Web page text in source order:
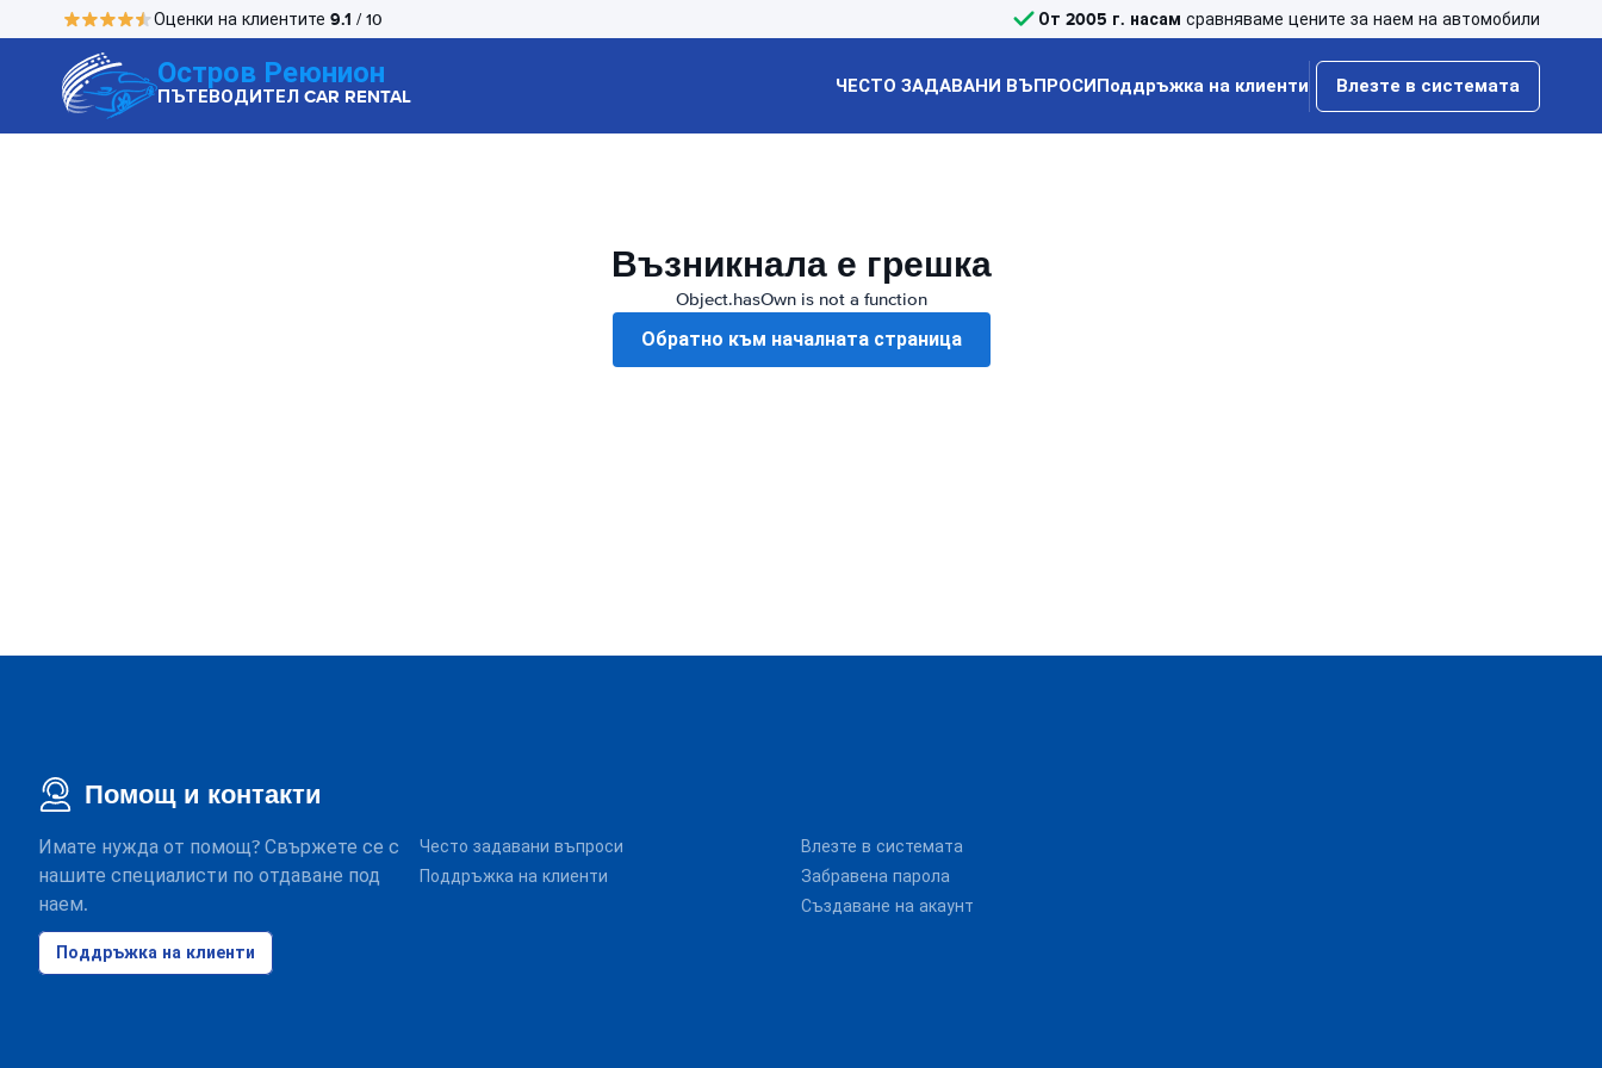
Оценки на клиентите 9.1 / 10 От 2005 г. насам сравняваме цените за наем на автомобили
Остров Реюнион
ПЪТЕВОДИТЕЛ CAR RENTAL ЧЕСТО ЗАДАВАНИ ВЪПРОСИПоддръжка на клиенти Влезте в системата
Възникнала е грешка
Object.hasOwn is not a function
Обратно към началната страница
Помощ и контакти
Имате нужда от помощ? Свържете се с
нашите специалисти по отдаване под
наем.
Поддръжка на клиенти
Често задавани въпроси
Поддръжка на клиенти
Влезте в системата
Забравена парола
Създаване на акаунт